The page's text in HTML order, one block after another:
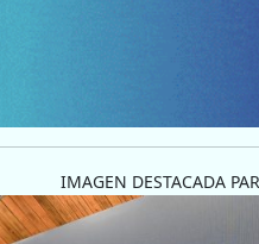
IMAGEN DESTACADA